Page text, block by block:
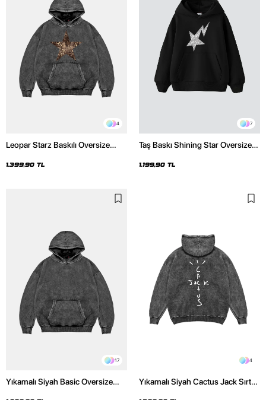
4
Leopar Starz Baskılı Oversize
Hoodie
1.399,90 TL
7
Taş Baskı Shining Star Oversize
1.199,90 TL
17
Yıkamalı Siyah Basic Oversize
4
Yıkamalı Siyah Cactus Jack Sırt